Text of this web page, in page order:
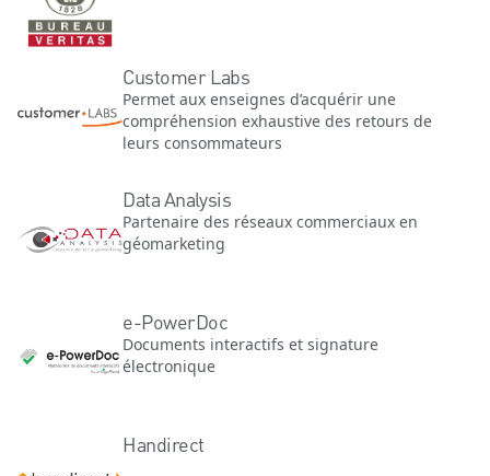
Customer Labs
Permet aux enseignes d’acquérir une
compréhension exhaustive des retours de
leurs consommateurs
Data Analysis
Partenaire des réseaux commerciaux en
géomarketing
e-PowerDoc
Documents interactifs et signature
électronique
Handirect